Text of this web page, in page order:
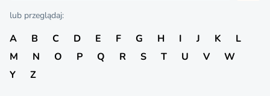
lub przeglądaj:
A B C D E F G H I J K
L
M
N O P Q R S T U V
W
Y
Z